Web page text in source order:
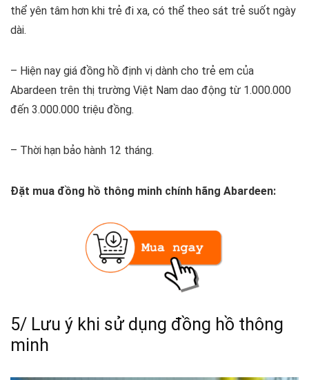
thể yên tâm hơn khi trẻ đi xa, có thể theo sát trẻ suốt ngày
dài.
– Hiện nay giá đồng hồ định vị dành cho trẻ em của
Abardeen trên thị trường Việt Nam dao động từ 1.000.000
đến 3.000.000 triệu đồng.
– Thời hạn bảo hành 12 tháng.
Đặt mua đồng hồ thông minh chính hãng Abardeen:
5/ Lưu ý khi sử dụng đồng hồ thông
minh